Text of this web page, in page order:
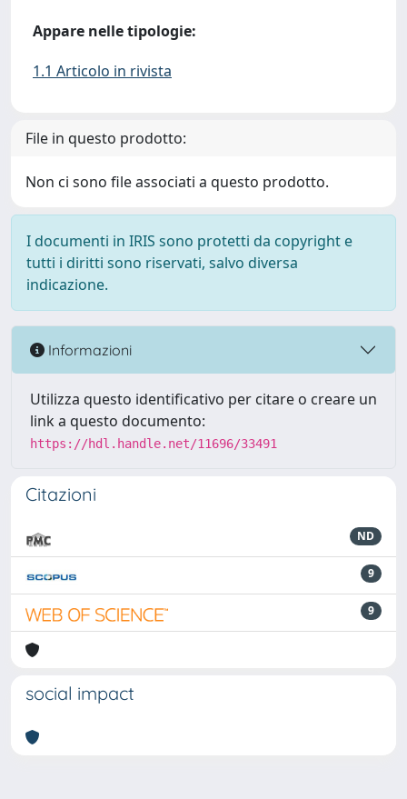
Appare nelle tipologie:
1.1 Articolo in rivista
File in questo prodotto:
Non ci sono file associati a questo prodotto.
I documenti in IRIS sono protetti da copyright e
tutti i diritti sono riservati, salvo diversa
indicazione.
Informazioni
Utilizza questo identificativo per citare o creare un
link a questo documento:
https://hdl.handle.net/11696/33491
Citazioni
ND
9
9
social impact